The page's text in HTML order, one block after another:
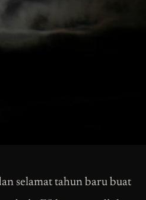
selamat tahun baru buat